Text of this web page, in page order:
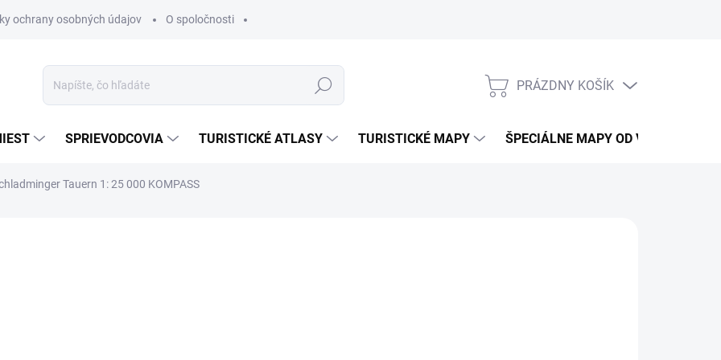
ochrany osobných údajov O spoločnosti
Hľadať
NÁKUPNÝ
PRÁZDNY KOŠÍK
SPRIEVODCOVIA TURISTICKÉ ATLASY TURISTICKÉ MAPY ŠPECIÁLNE MAPY OD VKÚ
Tauern 1: 25 000 KOMPASS